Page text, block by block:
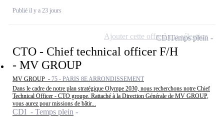
Publié il y a 23 jours
CTO - Chief technical officer F/H
- MV GROUP
MV GROUP - 75 - PARIS 8E ARRONDISSEMENT
Dans le cadre de notre plan stratégique Olympe 2030, nous recherchons notre Chief
Technical Officer - CTO groupe. Rattaché à la Direction Générale de MV GROUP,
vous aurez pour missions de bâtir...
CDI - Temps plein
CDITemps plein
Ajouter cette offre à ma sélection